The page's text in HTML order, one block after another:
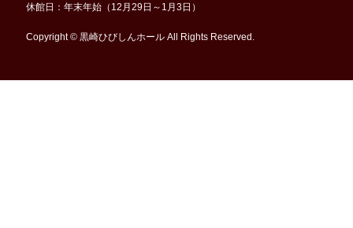
休館日：年末年始（12月29日～1月3日）
Copyright © 黒崎ひびしんホール All Rights Reserved.